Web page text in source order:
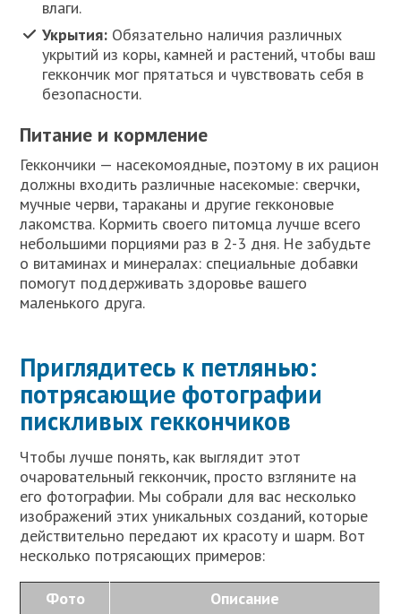
влаги.
Укрытия: Обязательно наличия различных
укрытий из коры, камней и растений, чтобы ваш
геккончик мог прятаться и чувствовать себя в
безопасности.
Питание и кормление
Геккончики — насекомоядные, поэтому в их рацион
должны входить различные насекомые: сверчки,
мучные черви, тараканы и другие гекконовые
лакомства. Кормить своего питомца лучше всего
небольшими порциями раз в 2-3 дня. Не забудьте
о витаминах и минералах: специальные добавки
помогут поддерживать здоровье вашего
маленького друга.
Приглядитесь к петлянью:
потрясающие фотографии
пискливых геккончиков
Чтобы лучше понять, как выглядит этот
очаровательный геккончик, просто взгляните на
его фотографии. Мы собрали для вас несколько
изображений этих уникальных созданий, которые
действительно передают их красоту и шарм. Вот
несколько потрясающих примеров:
Фото
Описание